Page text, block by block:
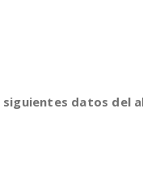
siguientes datos del